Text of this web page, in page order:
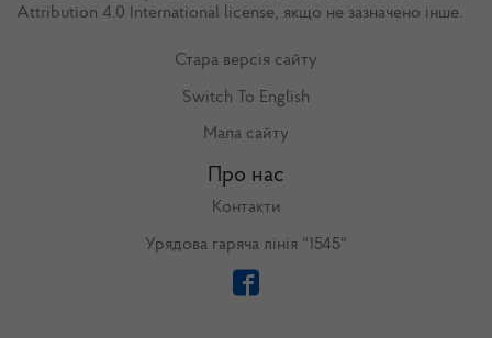
Attribution 4.0 International license, якщо не зазначено інше.
Стара версія сайту
Switch To English
Мапа сайту
Про нас
Контакти
Урядова гаряча лінія "1545"